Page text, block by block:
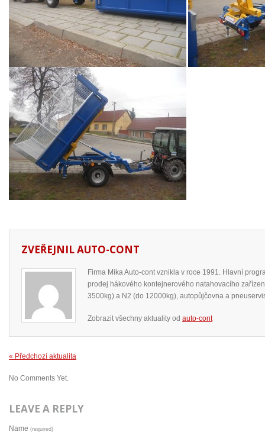
ZVEŘEJNILAUTO-CONT
Firma Mika Auto-cont vznikla v roce 1991. Hlavní
prodej hákového kontejnerového natahovacího
3500kg) a N2 (do 12000kg), autopůjčovna a
Zobrazit všechny aktuality od auto-cont
« Předchozí aktualita
No Comments Yet.
LEAVE A REPLY
Name (required)